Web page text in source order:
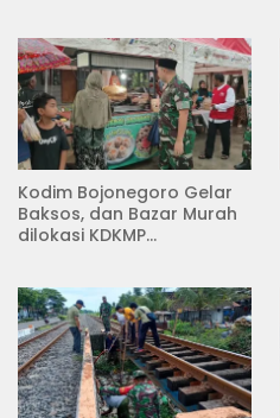
Kodim Bojonegoro Gelar
Baksos, dan Bazar Murah
dilokasi KDKMP